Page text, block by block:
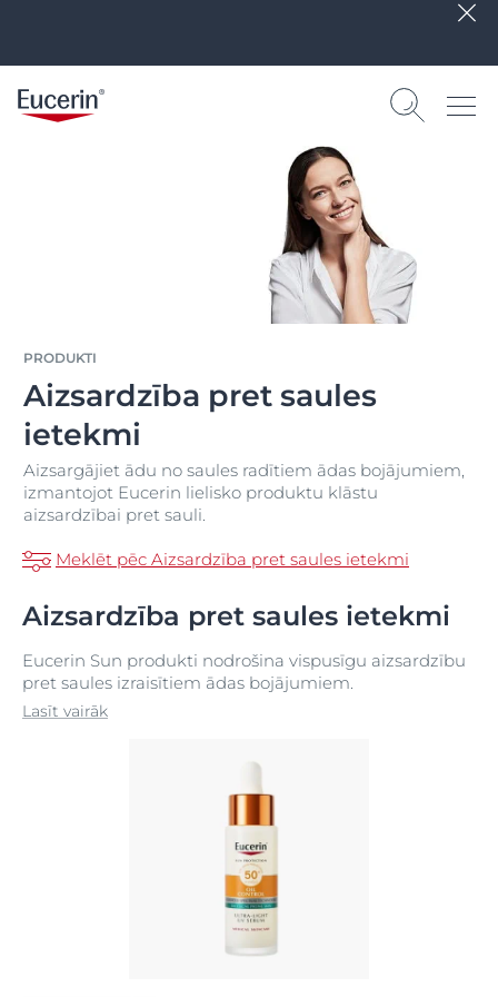
PRODUKTI
Aizsardzība pret saules
ietekmi
Aizsargājiet ādu no saules radītiem ādas bojājumiem,
izmantojot Eucerin lielisko produktu klāstu
aizsardzībai pret sauli.
Meklēt pēc Aizsardzība pret saules ietekmi
Aizsardzība pret saules ietekmi
Eucerin Sun produkti nodrošina vispusīgu aizsardzību
pret saules izraisītiem ādas bojājumiem.
nodrošinātu uzticamu UV aizsardzību ar antioksidantu
likohalkonu A pret augstas enerģijas redzamo (HEVIS)
Lieliskajā aizsardzības pret sauli klāstā
produkti ir pielāgoti ādas individuālajām vajadzībām
un satur aktīvās sastāvdaļas specifiskiem ādas
Lasīt vairāk